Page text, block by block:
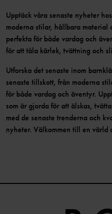
Upptäck våra senaste nyheter
moderna stilar, hållbara material
perfekta för både vardag och
för att tåla kärlek, tvättning och
Utforska det senaste inom
senaste tillskott, från moderna
för både vardag och äventyr.
som är gjorda för att älskas,
med de senaste trenderna och
nyheter. Välkommen till en värld